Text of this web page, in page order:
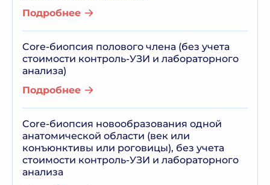
Подробнее
Core-биопсия полового члена (без учета
стоимости контроль-УЗИ и лабораторного
анализа)
Подробнее
Core-биопсия новообразования одной
анатомической области (век или
конъюнктивы или роговицы), без учета
стоимости контроль-УЗИ и лабораторного
анализа